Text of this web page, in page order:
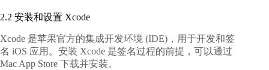
2.2 安装和设置 Xcode
Xcode 是苹果官方的集成开发环境 (IDE)，用于开发和签
名 iOS 应用。安装 Xcode 是签名过程的前提，可以通过
Mac App Store 下载并安装。